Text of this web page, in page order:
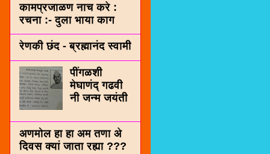
कामप्रजाळण नाच करे :
रचना :- दुला भाया काग
रेणकी छंद - ब्रह्मानंद स्वामी
पींगळशी
मेघाणंद् गढवी
नी जन्म जयंती
अणमोल हा हा अम तणा अे
दिवस क्यां जाता रह्या ???